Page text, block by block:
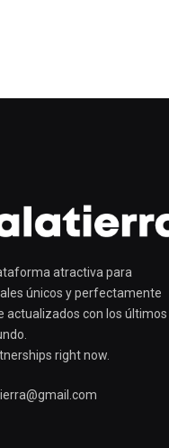
atractiva para
únicos y perfectamente
actualizados con los últimos
right now.